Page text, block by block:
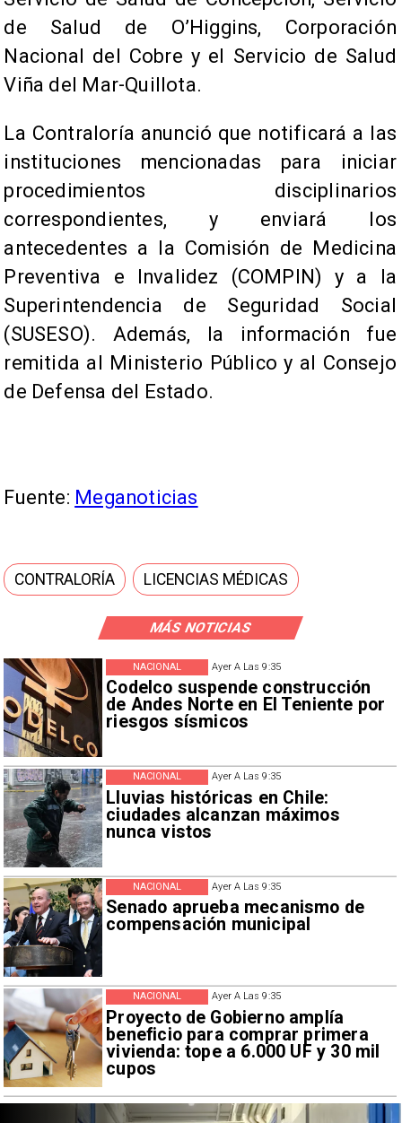
MÁS NOTICIAS
Ayer A Las 9:35
Codelco suspende construcción
de Andes Norte en El Teniente por
riesgos sísmicos
NACIONAL
Ayer A Las 9:35
Lluvias históricas en Chile:
ciudades alcanzan máximos
nunca vistos
NACIONAL
Ayer A Las 9:35
Senado aprueba mecanismo de
compensación municipal
NACIONAL
Ayer A Las 9:35
Proyecto de Gobierno amplía
beneficio para comprar primera
vivienda: tope a 6.000 UF y 30 mil
cupos
NACIONAL
de Salud de O’Higgins, Corporación
Nacional del Cobre y el Servicio de Salud
Viña del Mar-Quillota.
La Contraloría anunció que notificará a las
instituciones mencionadas para iniciar
procedimientos disciplinarios
correspondientes, y enviará los
antecedentes a la Comisión de Medicina
Preventiva e Invalidez (COMPIN) y a la
Superintendencia de Seguridad Social
(SUSESO). Además, la información fue
remitida al Ministerio Público y al Consejo
de Defensa del Estado.
Fuente: Meganoticias
CONTRALORÍA LICENCIAS MÉDICAS